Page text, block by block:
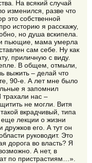
На всякий случай
изменился, разве что
это собственной
историю я расскажу,
но душа вскипела.
пьющие, мама умерла
сам себе. Ну как
приличную с виду.
В общем, отмыли,
выжить – делай что
90-е. А лет мне было
я запомнил
трахали нас –
не могли. Витя
вкрадчивый, типа
лекции о жизни
его. А тут он
руководит. Это
дорога во власть? Я
А нет, в
по пристрастиям…».